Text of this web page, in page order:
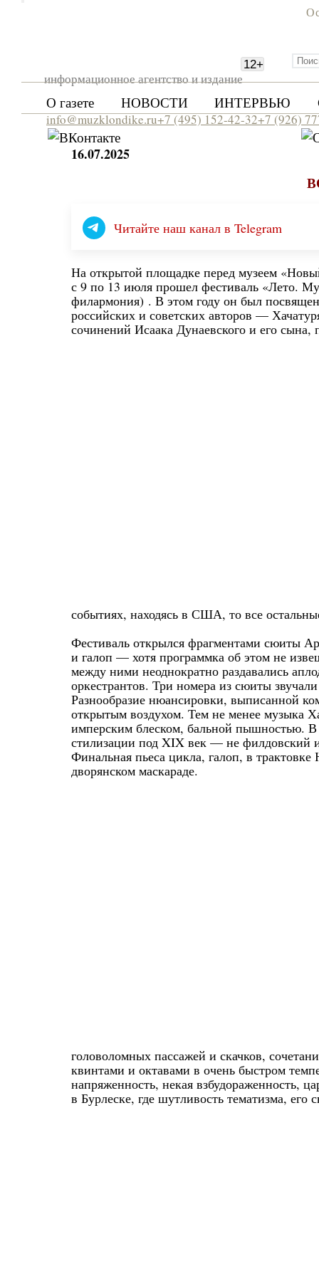
информационное агентство и издание
12+
О газете НОВОСТИ ИНТЕРВЬЮ
info@muzklondike.ru+7 (495) 152-42-32+7 (926)
16.07.2025
Читайте наш канал в Telegram
На открытой площадке перед музеем
с 9 по 13 июля прошел фестиваль «Лето.
филармония) . В этом году он был
российских и советских авторов —
сочинений Исаака Дунаевского и его
событиях, находясь в США, то все
Фестиваль открылся фрагментами сюиты
и галоп — хотя программка об этом не
между ними неоднократно раздавались
оркестрантов. Три номера из сюиты
Разнообразие нюансировки, выписанной
открытым воздухом. Тем не менее музыка
имперским блеском, бальной пышностью.
стилизации под XIX век — не филдовский
Финальная пьеса цикла, галоп, в
дворянском маскараде.
головоломных пассажей и скачков,
квинтами и октавами в очень быстром
напряженность, некая взбудораженность,
в Бурлеске, где шутливость тематизма, его